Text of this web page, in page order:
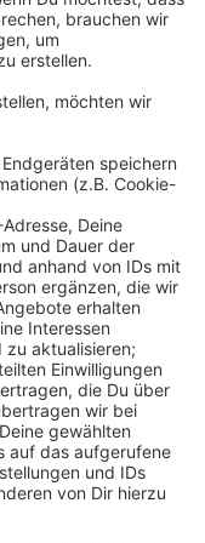
wir ja eigentlich
wie eigentlich